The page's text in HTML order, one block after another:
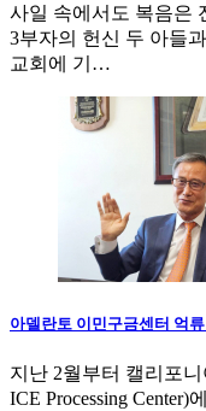
사일 속에서도 복음은
3부자의 헌신 두 아들
교회에 기…
아델란토 이민구금센터 억
지난 2월부터 캘리포
ICE Processing